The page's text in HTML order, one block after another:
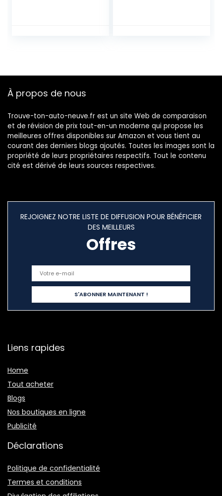
À propos de nous
Trouve-ton-auto-neuve.fr est un site Web de comparaison
et de révision de prix tout-en-un moderne qui propose les
meilleures offres disponibles sur Amazon et vous tient au
courant des derniers blogs ajoutés. Toutes les images sont la
propriété de leurs propriétaires respectifs. Tout le contenu
cité est dérivé de leurs sources respectives.
REJOIGNEZ NOTRE LISTE DE DIFFUSION POUR BÉNÉFICIER
DES MEILLEURS
Offres
Liens rapides
Home
Tout acheter
Blogs
Nos boutiques en ligne
Publicité
Déclarations
Politique de confidentialité
Termes et conditions